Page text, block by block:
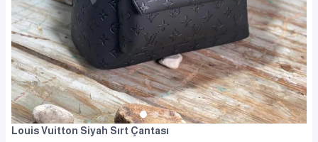
Louis Vuitton Siyah Sırt Çantası